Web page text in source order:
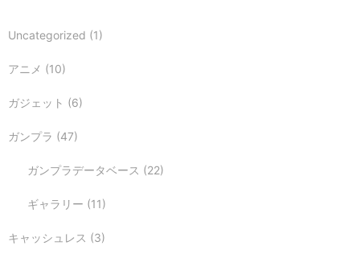
Uncategorized (1)
アニメ (10)
ガジェット (6)
ガンプラ (47)
ガンプラデータベース (22)
ギャラリー (11)
キャッシュレス (3)